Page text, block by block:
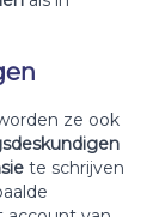
ze ook
te schrijven